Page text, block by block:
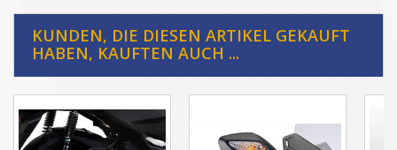
KUNDEN, DIE DIESEN ARTIKEL GEKAUFT
HABEN, KAUFTEN AUCH ...